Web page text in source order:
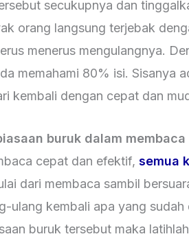
secukupnya dan
orang langsung terjebak
menerus mengulangnya.
memahami 80% isi. Sisanya
kembali dengan cepat dan
buruk dalam membaca
cepat dan efektif, semua
dari membaca sambil
ulang kembali apa yang
buruk tersebut maka